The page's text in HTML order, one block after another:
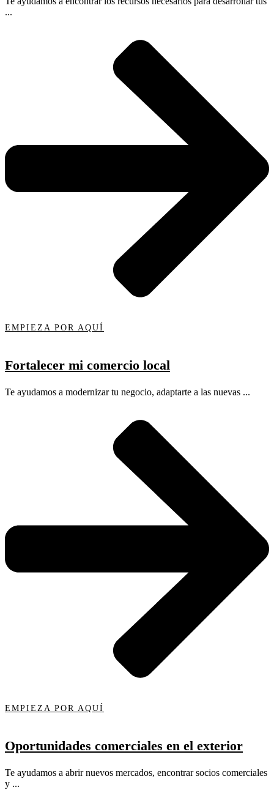
...
EMPIEZA POR AQUÍ
Fortalecer mi comercio local
Te ayudamos a modernizar tu negocio, adaptarte a las nuevas ...
EMPIEZA POR AQUÍ
Oportunidades comerciales en el exterior
Te ayudamos a abrir nuevos mercados, encontrar socios comerciales
y ...